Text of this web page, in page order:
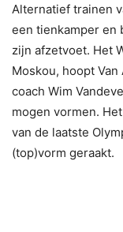
Alternatief trainen
een tienkamper en
zijn afzetvoet. Het
Moskou, hoopt
coach Wim
mogen vormen.
van de laatste
(top)vorm geraakt.